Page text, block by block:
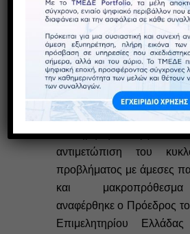
Στην πορεία του
πολεοδομικού σχεδιασμού
φορά στην Ελλάδα, στο
έγκαιρη πρόβλεψη
Εθνικό Μητρώο
συντήρηση των έργων,
αντιμετώπιση του
προβλήματος με άμεσες
και
αναφέρθηκε ο Πρόεδρος
Επιμελητηρίου